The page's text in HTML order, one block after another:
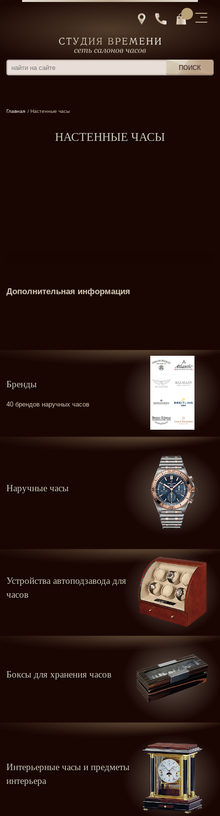
Главная / Настенные часы
НАСТЕННЫЕ ЧАСЫ
Дополнительная информация
Бренды
40 брендов наручных часов
Наручные часы
Устройства автоподзавода для
часов
Боксы для хранения часов
Интерьерные часы и предметы
интерьера